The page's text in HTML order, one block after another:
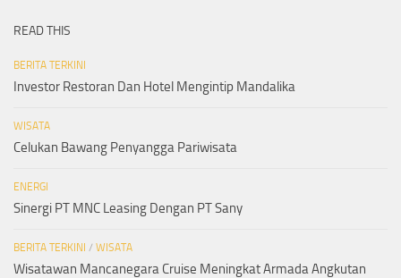
READ THIS
BERITA TERKINI
Investor Restoran Dan Hotel Mengintip Mandalika
WISATA
Celukan Bawang Penyangga Pariwisata
ENERGI
Sinergi PT MNC Leasing Dengan PT Sany
BERITA TERKINI / WISATA
Wisatawan Mancanegara Cruise Meningkat Armada Angkutan